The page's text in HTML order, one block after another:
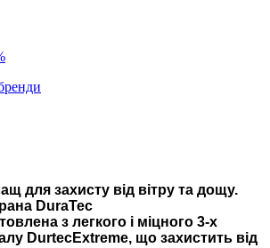
для захисту від вітру та дощу.
DuraTec
з легкого і міцного 3-x
DurtecExtreme, що захистить від